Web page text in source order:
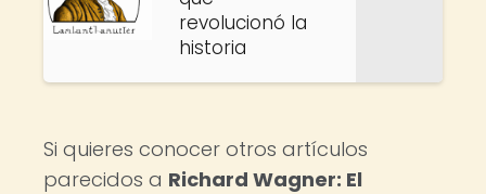
revolucionó la
historia
Si quieres conocer otros artículos
parecidos a Richard Wagner: El